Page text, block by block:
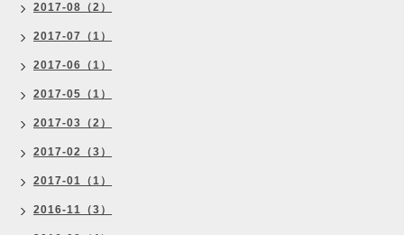
2017-08（2）
2017-07（1）
2017-06（1）
2017-05（1）
2017-03（2）
2017-02（3）
2017-01（1）
2016-11（3）